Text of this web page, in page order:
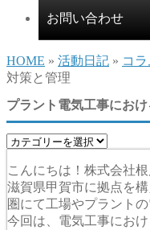
お問い合わせ
HOME » 活動日記 » コラ
対策と管理
プラント電気工事にお
こんにちは！株式会社
滋賀県甲賀市に拠点を
圏にて工場やプラント
今回は、電気工事にお